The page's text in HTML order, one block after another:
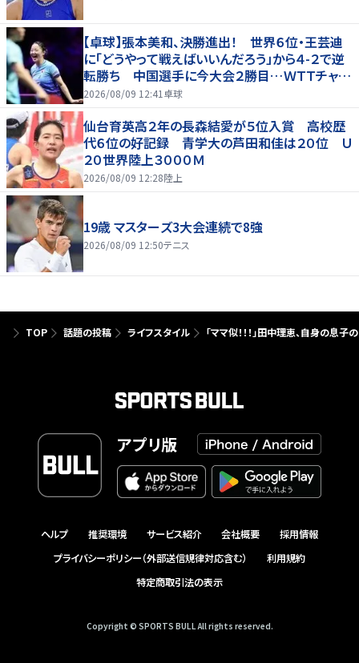
【卓球】張本美和、決勝進出！ 世界６位・王芸迪
に「どうやって戦えばいいんだろう」から４-２で逆
転勝ち 中国選手に今大会２勝目…ＷＴＴチャン
ピオンズ横浜
2026/08/09 12:41 卓球
仙台育英高２年の長森結愛が５位入賞 高校歴
代６位の好記録 青学大の芦田和佳は２０位 Ｕ
２０世界陸上３０００Ｍ
2026/08/09 12:28陸上
19歳 マスターズ3大会連続で8強
2026/08/09 12:50テニス
TOP 話題の投稿 ライフスタイル 「ママ似！！！」田中理恵、自身の息
アプリ版
ヘルプ 推奨環境 サービス紹介 会社概要
採用情報
プライバシーポリシー（外部送信規律対応含む）
利用規約
特定商取引法の表示
Copyright © SPORTS BULL All rights reserved.